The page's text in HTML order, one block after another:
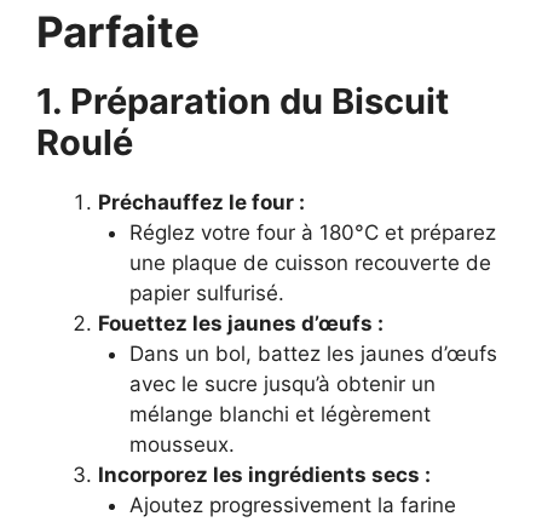
Parfaite
1. Préparation du Biscuit
Roulé
Préchauffez le four :
Réglez votre four à 180°C et préparez
une plaque de cuisson recouverte de
papier sulfurisé.
Fouettez les jaunes d’œufs :
Dans un bol, battez les jaunes d’œufs
avec le sucre jusqu’à obtenir un
mélange blanchi et légèrement
mousseux.
Incorporez les ingrédients secs :
Ajoutez progressivement la farine